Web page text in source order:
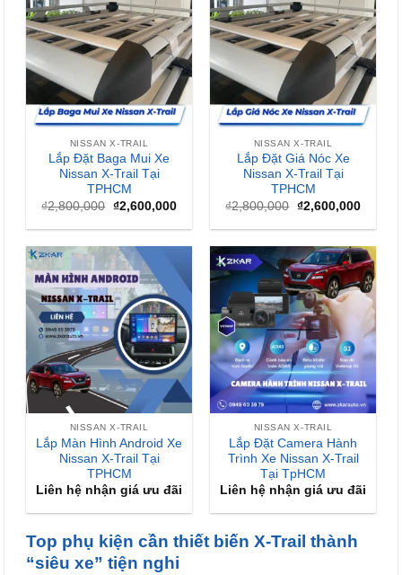
NISSAN X-TRAIL
Lắp Đặt Baga Mui Xe
Nissan X-Trail Tại
TPHCM
₫2,800,000 Giá
gốc
là:
₫2,600,000Giá
tại
₫2,600,000.
NISSAN X-TRAIL
Lắp Đặt Giá Nóc Xe
Nissan X-Trail Tại
TPHCM
₫2,800,000 Giá
gốc
là:
₫2,600,000Giá
tại
NISSAN X-TRAIL
Lắp Màn Hình Android Xe
Nissan X-Trail Tại
TPHCM
Liên hệ nhận giá ưu đãi
NISSAN X-TRAIL
Lắp Đặt Camera Hành
Trình Xe Nissan X-Trail
Tại TpHCM
Liên hệ nhận giá ưu đãi
Top phụ kiện cần thiết biến X-Trail thành
“siêu xe” tiện nghi